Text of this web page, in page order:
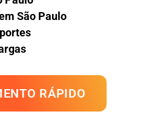
São Paulo
RÁPIDO